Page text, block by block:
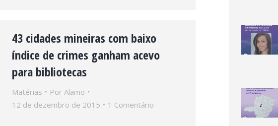
43 cidades mineiras com baixo
índice de crimes ganham acevo
para bibliotecas
Matérias Por Alamo
12 de dezembro de 2015
1 Comentário